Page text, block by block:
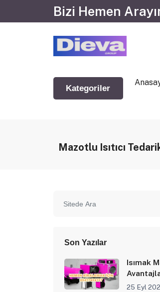
Bizi Hemen
Kategoriler
Mazotlu Isıtıcı
Son Yazılar
Isımak
25 Eyl